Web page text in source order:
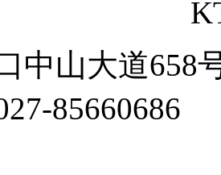
中山大道658
85660686